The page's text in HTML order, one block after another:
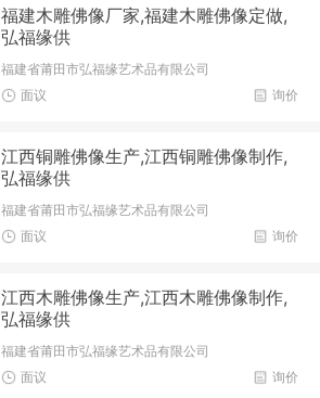
福建木雕佛像厂家,福建木雕佛像定做,
弘福缘供
福建省莆田市弘福缘艺术品有限公司
询价
面议
江西铜雕佛像生产,江西铜雕佛像制作,
弘福缘供
福建省莆田市弘福缘艺术品有限公司
询价
面议
江西木雕佛像生产,江西木雕佛像制作,
弘福缘供
福建省莆田市弘福缘艺术品有限公司
询价
面议